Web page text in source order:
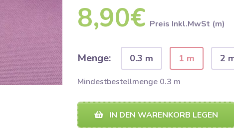
8,90€ Preis Inkl.MwSt (m)
Menge: 0.3 m 1 m 2
Mindestbestellmenge 0.3 m
IN DEN WARENKORB LEGEN